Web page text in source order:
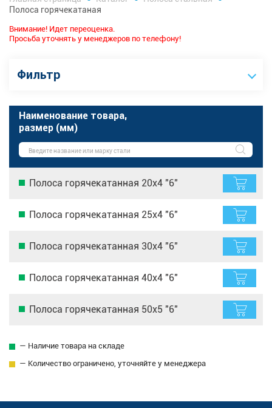
Полоса горячекатаная
Внимание! Идет переоценка.
Просьба уточнять у менеджеров по телефону!
Фильтр
Наименование товара,
размер (мм)
Полоса горячекатанная 20х4 "6"
Полоса горячекатанная 25х4 "6"
Полоса горячекатанная 30х4 "6"
Полоса горячекатанная 40х4 "6"
Полоса горячекатанная 50х5 "6"
— Наличие товара на складе
— Количество ограничено, уточняйте у менеджера